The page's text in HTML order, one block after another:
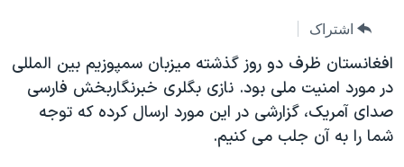
صفحه
جهش
به
جستجو
جهان
ورزشی
گزیده‌ها
ویژه برنامه‌ها
صفحه‌های ویژه
جام جهانی ۲۰۲۶
عملیات خشم حماسی
۲۵۰سالگی آمریکا
فرکانس‌های صدای آمریکا
پخش رادیویی
یادگیری زبان انگلیسی
اشتراک
افغانستان ظرف دو روز گذشته ميزبان سمپوزيم بين المللی
در مورد امنيت ملی بود. نازی بگلری خبرنگاربخش فارسی
صدای آمريک، گزارشی در اين مورد ارسال کرده که توجه
شما را به آن جلب می کنيم.